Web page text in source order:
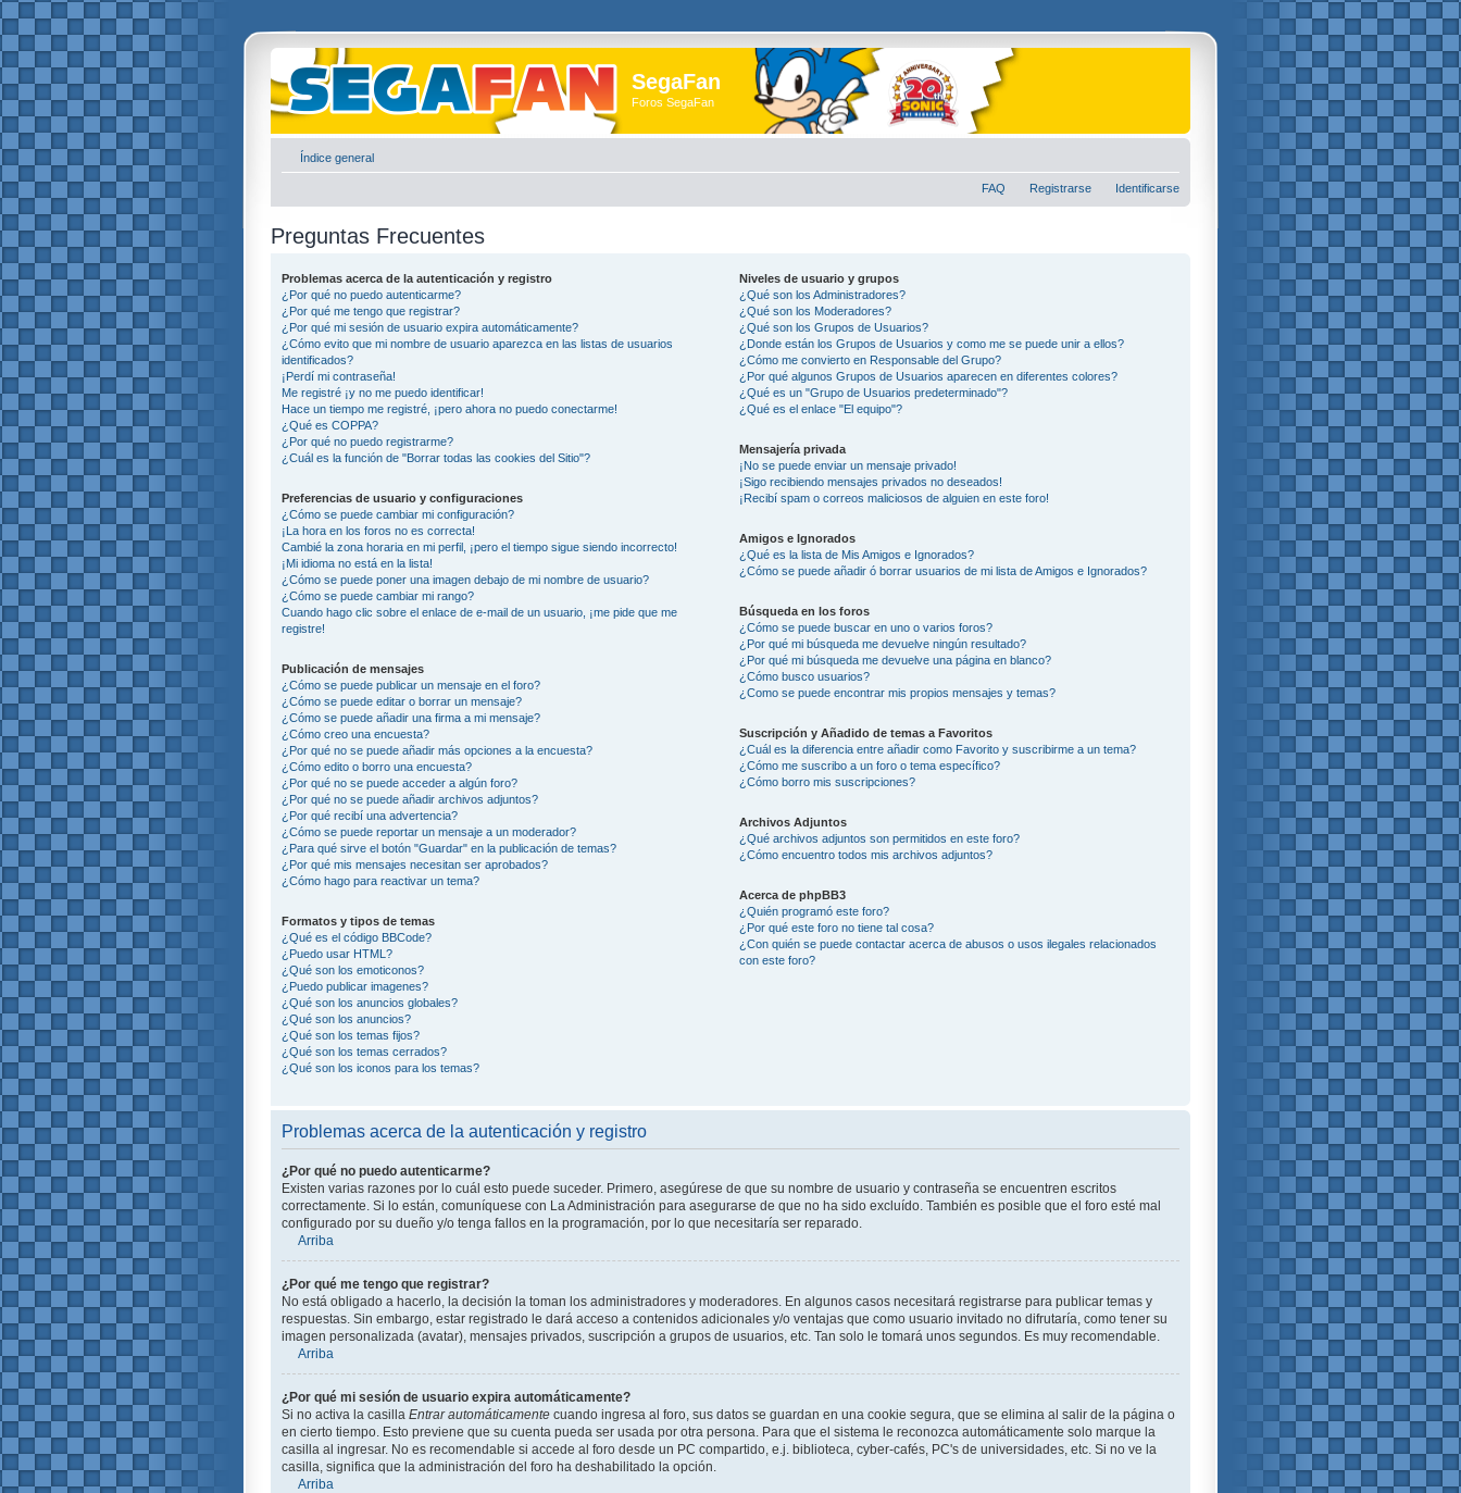
SegaFan
Foros SegaFan
Índice general
FAQ Registrarse Identificarse
Preguntas Frecuentes
Problemas acerca de la autenticación y registro
¿Por qué no puedo autenticarme?
¿Por qué me tengo que registrar?
¿Por qué mi sesión de usuario expira automáticamente?
¿Cómo evito que mi nombre de usuario aparezca en las listas de usuarios
identificados?
¡Perdí mi contraseña!
Me registré ¡y no me puedo identificar!
Hace un tiempo me registré, ¡pero ahora no puedo conectarme!
¿Qué es COPPA?
¿Por qué no puedo registrarme?
¿Cuál es la función de "Borrar todas las cookies del Sitio"?
Preferencias de usuario y configuraciones
¿Cómo se puede cambiar mi configuración?
¡La hora en los foros no es correcta!
Cambié la zona horaria en mi perfil, ¡pero el tiempo sigue siendo incorrecto!
¡Mi idioma no está en la lista!
¿Cómo se puede poner una imagen debajo de mi nombre de usuario?
¿Cómo se puede cambiar mi rango?
Cuando hago clic sobre el enlace de e-mail de un usuario, ¡me pide que me
registre!
Publicación de mensajes
¿Cómo se puede publicar un mensaje en el foro?
¿Cómo se puede editar o borrar un mensaje?
¿Cómo se puede añadir una firma a mi mensaje?
¿Cómo creo una encuesta?
¿Por qué no se puede añadir más opciones a la encuesta?
¿Cómo edito o borro una encuesta?
¿Por qué no se puede acceder a algún foro?
¿Por qué no se puede añadir archivos adjuntos?
¿Por qué recibí una advertencia?
¿Cómo se puede reportar un mensaje a un moderador?
¿Para qué sirve el botón "Guardar" en la publicación de temas?
¿Por qué mis mensajes necesitan ser aprobados?
¿Cómo hago para reactivar un tema?
Formatos y tipos de temas
¿Qué es el código BBCode?
¿Puedo usar HTML?
¿Qué son los emoticonos?
¿Puedo publicar imagenes?
¿Qué son los anuncios globales?
¿Qué son los anuncios?
¿Qué son los temas fijos?
¿Qué son los temas cerrados?
¿Qué son los iconos para los temas?
Niveles de usuario y grupos
¿Qué son los Administradores?
¿Qué son los Moderadores?
¿Qué son los Grupos de Usuarios?
¿Donde están los Grupos de Usuarios y como me se puede unir a ellos?
¿Cómo me convierto en Responsable del Grupo?
¿Por qué algunos Grupos de Usuarios aparecen en diferentes colores?
¿Qué es un "Grupo de Usuarios predeterminado"?
¿Qué es el enlace "El equipo"?
Mensajería privada
¡No se puede enviar un mensaje privado!
¡Sigo recibiendo mensajes privados no deseados!
¡Recibí spam o correos maliciosos de alguien en este foro!
Amigos e Ignorados
¿Qué es la lista de Mis Amigos e Ignorados?
¿Cómo se puede añadir ó borrar usuarios de mi lista de Amigos e Ignorados?
Búsqueda en los foros
¿Cómo se puede buscar en uno o varios foros?
¿Por qué mi búsqueda me devuelve ningún resultado?
¿Por qué mi búsqueda me devuelve una página en blanco?
¿Cómo busco usuarios?
¿Como se puede encontrar mis propios mensajes y temas?
Suscripción y Añadido de temas a Favoritos
¿Cuál es la diferencia entre añadir como Favorito y suscribirme a un tema?
¿Cómo me suscribo a un foro o tema específico?
¿Cómo borro mis suscripciones?
Archivos Adjuntos
¿Qué archivos adjuntos son permitidos en este foro?
¿Cómo encuentro todos mis archivos adjuntos?
Acerca de phpBB3
¿Quién programó este foro?
¿Por qué este foro no tiene tal cosa?
¿Con quién se puede contactar acerca de abusos o usos ilegales relacionados
con este foro?
Problemas acerca de la autenticación y registro
¿Por qué no puedo autenticarme?
Existen varias razones por lo cuál esto puede suceder. Primero, asegúrese de que su nombre de usuario y contraseña se encuentren escritos
correctamente. Si lo están, comuníquese con La Administración para asegurarse de que no ha sido excluído. También es posible que el foro esté mal
configurado por su dueño y/o tenga fallos en la programación, por lo que necesitaría ser reparado.
Arriba
¿Por qué me tengo que registrar?
No está obligado a hacerlo, la decisión la toman los administradores y moderadores. En algunos casos necesitará registrarse para publicar temas y
respuestas. Sin embargo, estar registrado le dará acceso a contenidos adicionales y/o ventajas que como usuario invitado no difrutaría, como tener su
imagen personalizada (avatar), mensajes privados, suscripción a grupos de usuarios, etc. Tan solo le tomará unos segundos. Es muy recomendable.
Arriba
¿Por qué mi sesión de usuario expira automáticamente?
Si no activa la casilla Entrar automáticamente cuando ingresa al foro, sus datos se guardan en una cookie segura, que se elimina al salir de la página o
en cierto tiempo. Esto previene que su cuenta pueda ser usada por otra persona. Para que el sistema le reconozca automáticamente solo marque la
casilla al ingresar. No es recomendable si accede al foro desde un PC compartido, e.j. biblioteca, cyber-cafés, PC's de universidades, etc. Si no ve la
casilla, significa que la administración del foro ha deshabilitado la opción.
Arriba